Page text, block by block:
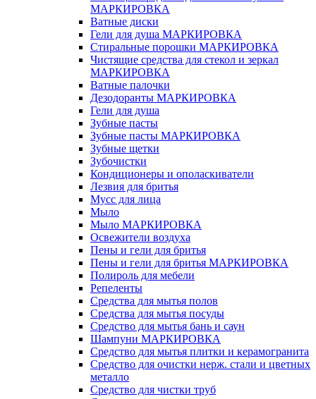
МАРКИРОВКА
Ватные диски
Гели для душа МАРКИРОВКА
Стиральные порошки МАРКИРОВКА
Чистящие средства для стекол и зеркал
МАРКИРОВКА
Ватные палочки
Дезодоранты МАРКИРОВКА
Гели для душа
Зубные пасты
Зубные пасты МАРКИРОВКА
Зубные щетки
Зубочистки
Кондиционеры и ополаскиватели
Лезвия для бритья
Мусс для лица
Мыло
Мыло МАРКИРОВКА
Освежители воздуха
Пены и гели для бритья
Пены и гели для бритья МАРКИРОВКА
Полироль для мебели
Репеленты
Средства для мытья полов
Средства для мытья посуды
Средство для мытья бань и саун
Шампуни МАРКИРОВКА
Средство для мытья плитки и керамогранита
Средство для очистки нерж. стали и цветных
металло
Средство для чистки труб